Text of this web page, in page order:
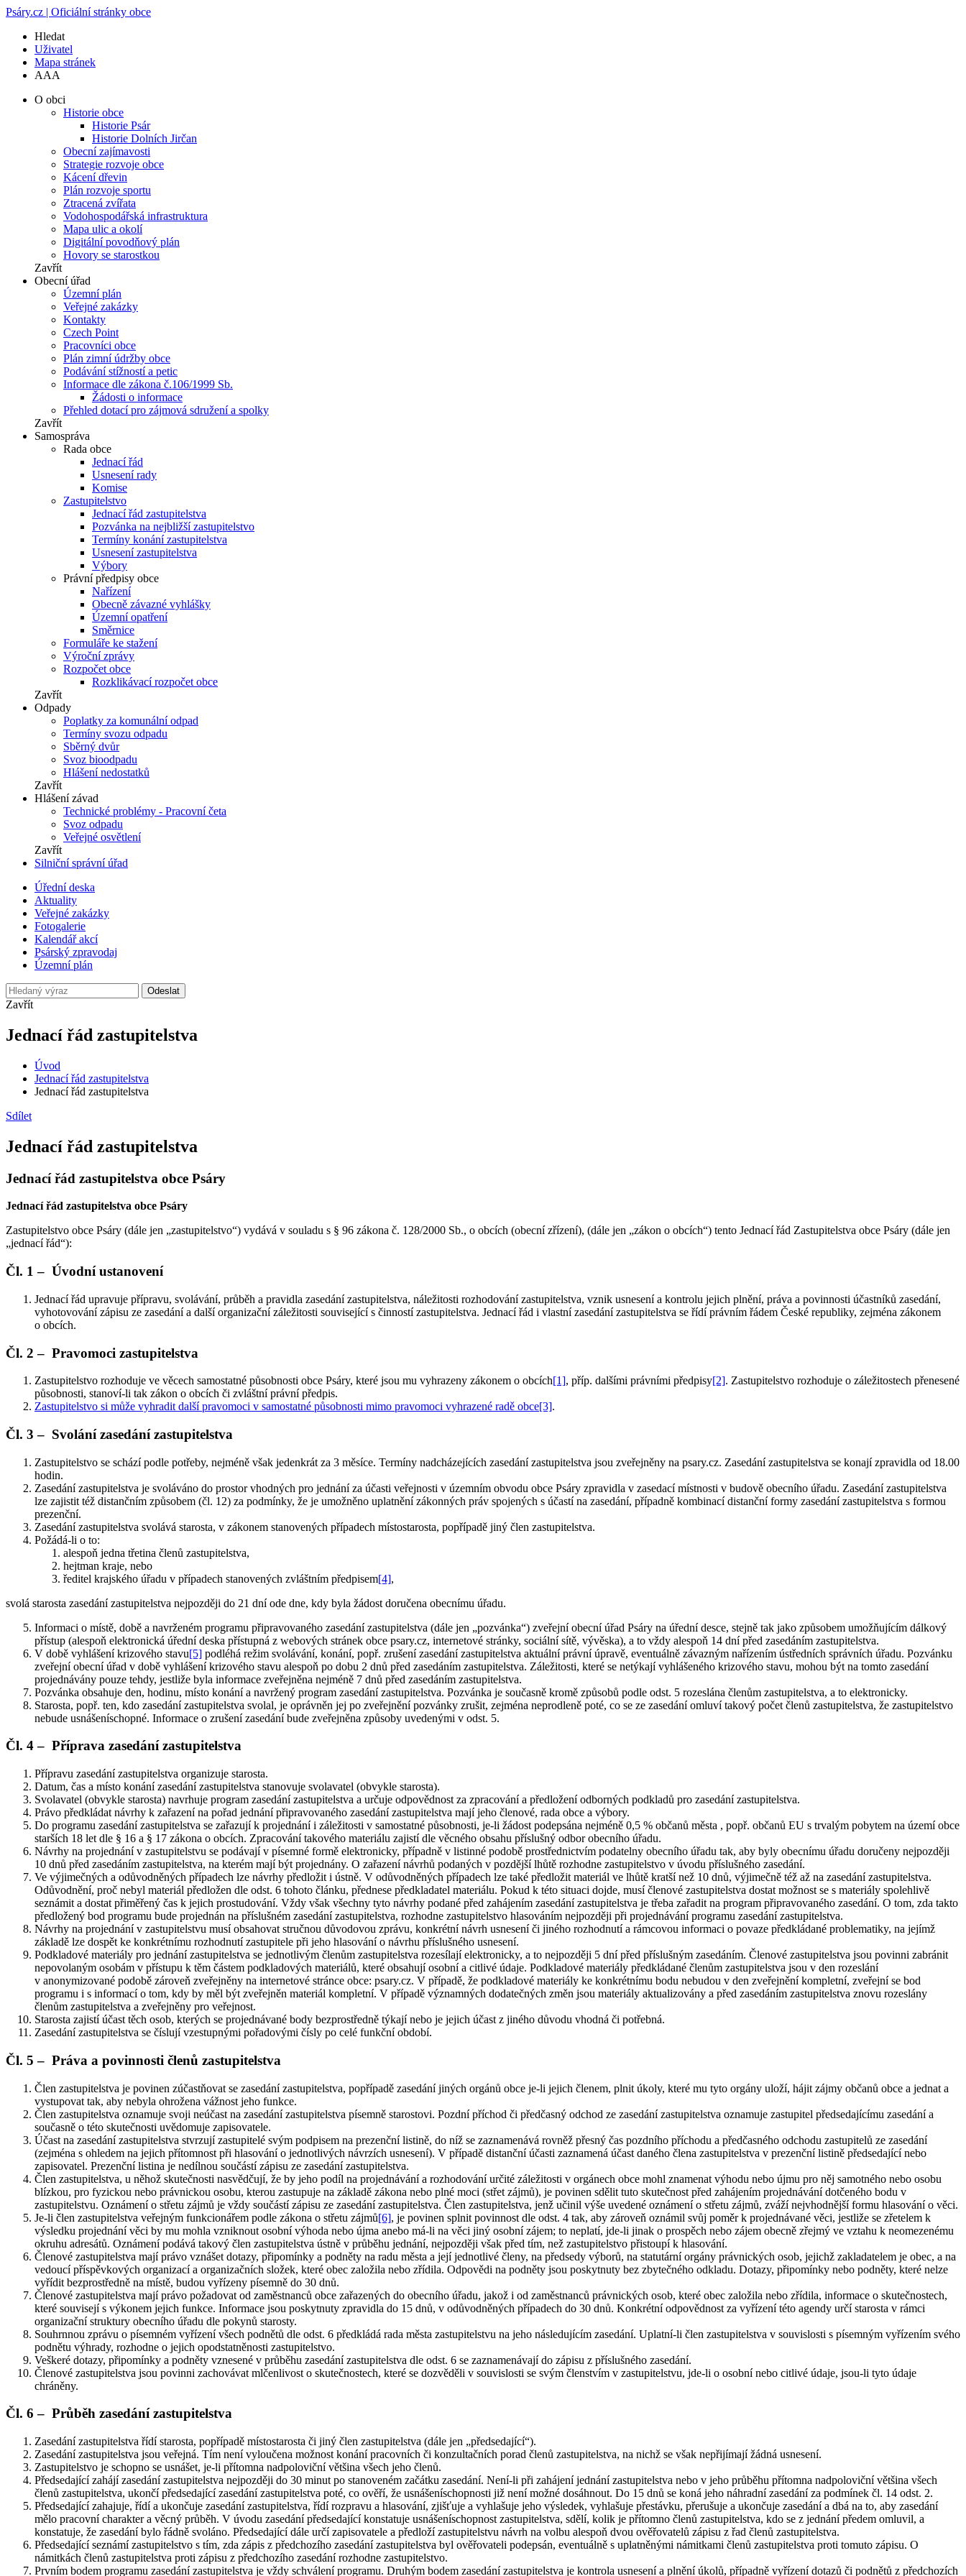
Psáry.cz | Oficiální stránky obce
Hledat
Uživatel
Mapa stránek
AAA
O obci
Historie obce
Historie Psár
Historie Dolních Jirčan
Obecní zajímavosti
Strategie rozvoje obce
Kácení dřevin
Plán rozvoje sportu
Ztracená zvířata
Vodohospodářská infrastruktura
Mapa ulic a okolí
Digitální povodňový plán
Hovory se starostkou
Zavřít
Obecní úřad
Územní plán
Veřejné zakázky
Kontakty
Czech Point
Pracovníci obce
Plán zimní údržby obce
Podávání stížností a petic
Informace dle zákona č.106/1999 Sb.
Žádosti o informace
Přehled dotací pro zájmová sdružení a spolky
Zavřít
Samospráva
Rada obce
Jednací řád
Usnesení rady
Komise
Zastupitelstvo
Jednací řád zastupitelstva
Pozvánka na nejbližší zastupitelstvo
Termíny konání zastupitelstva
Usnesení zastupitelstva
Výbory
Právní předpisy obce
Nařízení
Obecně závazné vyhlášky
Územní opatření
Směrnice
Formuláře ke stažení
Výroční zprávy
Rozpočet obce
Rozklikávací rozpočet obce
Zavřít
Odpady
Poplatky za komunální odpad
Termíny svozu odpadu
Sběrný dvůr
Svoz bioodpadu
Hlášení nedostatků
Zavřít
Hlášení závad
Technické problémy - Pracovní četa
Svoz odpadu
Veřejné osvětlení
Zavřít
Silniční správní úřad
Úřední deska
Aktuality
Veřejné zakázky
Fotogalerie
Kalendář akcí
Psárský zpravodaj
Územní plán
Odeslat
Zavřít
Jednací řád zastupitelstva
Úvod
Jednací řád zastupitelstva
Jednací řád zastupitelstva
Sdílet
Jednací řád zastupitelstva
Jednací řád zastupitelstva obce Psáry
Jednací řád zastupitelstva obce Psáry
Zastupitelstvo obce Psáry (dále jen „zastupitelstvo“) vydává v souladu s § 96 zákona č. 128/2000 Sb., o obcích (obecní zřízení), (dále jen „zákon o obcích“) tento Jednací řád Zastupitelstva obce Psáry (dále jen
„jednací řád“):
Čl. 1 – Úvodní ustanovení
Jednací řád upravuje přípravu, svolávání, průběh a pravidla zasedání zastupitelstva, náležitosti rozhodování zastupitelstva, vznik usnesení a kontrolu jejich plnění, práva a povinnosti účastníků zasedání,
vyhotovování zápisu ze zasedání a další organizační záležitosti související s činností zastupitelstva. Jednací řád i vlastní zasedání zastupitelstva se řídí právním řádem České republiky, zejména zákonem
o obcích.
Čl. 2 – Pravomoci zastupitelstva
Zastupitelstvo rozhoduje ve věcech samostatné působnosti obce Psáry, které jsou mu vyhrazeny zákonem o obcích[1], příp. dalšími právními předpisy[2]. Zastupitelstvo rozhoduje o záležitostech přenesené
působnosti, stanoví-li tak zákon o obcích či zvláštní právní předpis.
Zastupitelstvo si může vyhradit další pravomoci v samostatné působnosti mimo pravomoci vyhrazené radě obce[3].
Čl. 3 – Svolání zasedání zastupitelstva
Zastupitelstvo se schází podle potřeby, nejméně však jedenkrát za 3 měsíce. Termíny nadcházejících zasedání zastupitelstva jsou zveřejněny na psary.cz. Zasedání zastupitelstva se konají zpravidla od 18.00
hodin.
Zasedání zastupitelstva je svoláváno do prostor vhodných pro jednání za účasti veřejnosti v územním obvodu obce Psáry zpravidla v zasedací místnosti v budově obecního úřadu. Zasedání zastupitelstva
lze zajistit též distančním způsobem (čl. 12) za podmínky, že je umožněno uplatnění zákonných práv spojených s účastí na zasedání, případně kombinací distanční formy zasedání zastupitelstva s formou
prezenční.
Zasedání zastupitelstva svolává starosta, v zákonem stanovených případech místostarosta, popřípadě jiný člen zastupitelstva.
Požádá-li o to:
alespoň jedna třetina členů zastupitelstva,
hejtman kraje, nebo
ředitel krajského úřadu v případech stanovených zvláštním předpisem[4],
svolá starosta zasedání zastupitelstva nejpozději do 21 dní ode dne, kdy byla žádost doručena obecnímu úřadu.
Informaci o místě, době a navrženém programu připravovaného zasedání zastupitelstva (dále jen „pozvánka“) zveřejní obecní úřad Psáry na úřední desce, stejně tak jako způsobem umožňujícím dálkový
přístup (alespoň elektronická úřední deska přístupná z webových stránek obce psary.cz, internetové stránky, sociální sítě, vývěska), a to vždy alespoň 14 dní před zasedáním zastupitelstva.
V době vyhlášení krizového stavu[5] podléhá režim svolávání, konání, popř. zrušení zasedání zastupitelstva aktuální právní úpravě, eventuálně závazným nařízením ústředních správních úřadu. Pozvánku
zveřejní obecní úřad v době vyhlášení krizového stavu alespoň po dobu 2 dnů před zasedáním zastupitelstva. Záležitosti, které se netýkají vyhlášeného krizového stavu, mohou být na tomto zasedání
projednávány pouze tehdy, jestliže byla informace zveřejněna nejméně 7 dnů před zasedáním zastupitelstva.
Pozvánka obsahuje den, hodinu, místo konání a navržený program zasedání zastupitelstva. Pozvánka je současně kromě způsobů podle odst. 5 rozeslána členům zastupitelstva, a to elektronicky.
Starosta, popř. ten, kdo zasedání zastupitelstva svolal, je oprávněn jej po zveřejnění pozvánky zrušit, zejména neprodleně poté, co se ze zasedání omluví takový počet členů zastupitelstva, že zastupitelstvo
nebude usnášeníschopné. Informace o zrušení zasedání bude zveřejněna způsoby uvedenými v odst. 5.
Čl. 4 – Příprava zasedání zastupitelstva
Přípravu zasedání zastupitelstva organizuje starosta.
Datum, čas a místo konání zasedání zastupitelstva stanovuje svolavatel (obvykle starosta).
Svolavatel (obvykle starosta) navrhuje program zasedání zastupitelstva a určuje odpovědnost za zpracování a předložení odborných podkladů pro zasedání zastupitelstva.
Právo předkládat návrhy k zařazení na pořad jednání připravovaného zasedání zastupitelstva mají jeho členové, rada obce a výbory.
Do programu zasedání zastupitelstva se zařazují k projednání i záležitosti v samostatné působnosti, je-li žádost podepsána nejméně 0,5 % občanů města , popř. občanů EU s trvalým pobytem na území obce
starších 18 let dle § 16 a § 17 zákona o obcích. Zpracování takového materiálu zajistí dle věcného obsahu příslušný odbor obecního úřadu.
Návrhy na projednání v zastupitelstvu se podávají v písemné formě elektronicky, případně v listinné podobě prostřednictvím podatelny obecního úřadu tak, aby byly obecnímu úřadu doručeny nejpozději
10 dnů před zasedáním zastupitelstva, na kterém mají být projednány. O zařazení návrhů podaných v pozdější lhůtě rozhodne zastupitelstvo v úvodu příslušného zasedání.
Ve výjimečných a odůvodněných případech lze návrhy předložit i ústně. V odůvodněných případech lze také předložit materiál ve lhůtě kratší než 10 dnů, výjimečně též až na zasedání zastupitelstva.
Odůvodnění, proč nebyl materiál předložen dle odst. 6 tohoto článku, přednese předkladatel materiálu. Pokud k této situaci dojde, musí členové zastupitelstva dostat možnost se s materiály spolehlivě
seznámit a dostat přiměřený čas k jejich prostudování. Vždy však všechny tyto návrhy podané před zahájením zasedání zastupitelstva je třeba zařadit na program připravovaného zasedání. O tom, zda takto
předložený bod programu bude projednán na příslušném zasedání zastupitelstva, rozhodne zastupitelstvo hlasováním nejpozději při projednávání programu zasedání zastupitelstva.
Návrhy na projednání v zastupitelstvu musí obsahovat stručnou důvodovou zprávu, konkrétní návrh usnesení či jiného rozhodnutí a rámcovou informaci o povaze předkládané problematiky, na jejímž
základě lze dospět ke konkrétnímu rozhodnutí zastupitele při jeho hlasování o návrhu příslušného usnesení.
Podkladové materiály pro jednání zastupitelstva se jednotlivým členům zastupitelstva rozesílají elektronicky, a to nejpozději 5 dní před příslušným zasedáním. Členové zastupitelstva jsou povinni zabránit
nepovolaným osobám v přístupu k těm částem podkladových materiálů, které obsahují osobní a citlivé údaje. Podkladové materiály předkládané členům zastupitelstva jsou v den rozeslání
v anonymizované podobě zároveň zveřejněny na internetové stránce obce: psary.cz. V případě, že podkladové materiály ke konkrétnímu bodu nebudou v den zveřejnění kompletní, zveřejní se bod
programu i s informací o tom, kdy by měl být zveřejněn materiál kompletní. V případě významných dodatečných změn jsou materiály aktualizovány a před zasedáním zastupitelstva znovu rozeslány
členům zastupitelstva a zveřejněny pro veřejnost.
Starosta zajistí účast těch osob, kterých se projednávané body bezprostředně týkají nebo je jejich účast z jiného důvodu vhodná či potřebná.
Zasedání zastupitelstva se číslují vzestupnými pořadovými čísly po celé funkční období.
Čl. 5 – Práva a povinnosti členů zastupitelstva
Člen zastupitelstva je povinen zúčastňovat se zasedání zastupitelstva, popřípadě zasedání jiných orgánů obce je-li jejich členem, plnit úkoly, které mu tyto orgány uloží, hájit zájmy občanů obce a jednat a
vystupovat tak, aby nebyla ohrožena vážnost jeho funkce.
Člen zastupitelstva oznamuje svoji neúčast na zasedání zastupitelstva písemně starostovi. Pozdní příchod či předčasný odchod ze zasedání zastupitelstva oznamuje zastupitel předsedajícímu zasedání a
současně o této skutečnosti uvědomuje zapisovatele.
Účast na zasedání zastupitelstva stvrzují zastupitelé svým podpisem na prezenční listině, do níž se zaznamenává rovněž přesný čas pozdního příchodu a předčasného odchodu zastupitelů ze zasedání
(zejména s ohledem na jejich přítomnost při hlasování o jednotlivých návrzích usnesení). V případě distanční účasti zaznamená účast daného člena zastupitelstva v prezenční listině předsedající nebo
zapisovatel. Prezenční listina je nedílnou součástí zápisu ze zasedání zastupitelstva.
Člen zastupitelstva, u něhož skutečnosti nasvědčují, že by jeho podíl na projednávání a rozhodování určité záležitosti v orgánech obce mohl znamenat výhodu nebo újmu pro něj samotného nebo osobu
blízkou, pro fyzickou nebo právnickou osobu, kterou zastupuje na základě zákona nebo plné moci (střet zájmů), je povinen sdělit tuto skutečnost před zahájením projednávání dotčeného bodu v
zastupitelstvu. Oznámení o střetu zájmů je vždy součástí zápisu ze zasedání zastupitelstva. Člen zastupitelstva, jenž učinil výše uvedené oznámení o střetu zájmů, zváží nejvhodnější formu hlasování o věci.
Je-li člen zastupitelstva veřejným funkcionářem podle zákona o střetu zájmů[6], je povinen splnit povinnost dle odst. 4 tak, aby zároveň oznámil svůj poměr k projednávané věci, jestliže se zřetelem k
výsledku projednání věci by mu mohla vzniknout osobní výhoda nebo újma anebo má-li na věci jiný osobní zájem; to neplatí, jde-li jinak o prospěch nebo zájem obecně zřejmý ve vztahu k neomezenému
okruhu adresátů. Oznámení podává takový člen zastupitelstva ústně v průběhu jednání, nejpozději však před tím, než zastupitelstvo přistoupí k hlasování.
Členové zastupitelstva mají právo vznášet dotazy, připomínky a podněty na radu města a její jednotlivé členy, na předsedy výborů, na statutární orgány právnických osob, jejichž zakladatelem je obec, a na
vedoucí příspěvkových organizací a organizačních složek, které obec založila nebo zřídila. Odpovědi na podněty jsou poskytnuty bez zbytečného odkladu. Dotazy, připomínky nebo podněty, které nelze
vyřídit bezprostředně na místě, budou vyřízeny písemně do 30 dnů.
Členové zastupitelstva mají právo požadovat od zaměstnanců obce zařazených do obecního úřadu, jakož i od zaměstnanců právnických osob, které obec založila nebo zřídila, informace o skutečnostech,
které souvisejí s výkonem jejich funkce. Informace jsou poskytnuty zpravidla do 15 dnů, v odůvodněných případech do 30 dnů. Konkrétní odpovědnost za vyřízení této agendy určí starosta v rámci
organizační struktury obecního úřadu dle pokynů starosty.
Souhrnnou zprávu o písemném vyřízení všech podnětů dle odst. 6 předkládá rada města zastupitelstvu na jeho následujícím zasedání. Uplatní-li člen zastupitelstva v souvislosti s písemným vyřízením svého
podnětu výhrady, rozhodne o jejich opodstatněnosti zastupitelstvo.
Veškeré dotazy, připomínky a podněty vznesené v průběhu zasedání zastupitelstva dle odst. 6 se zaznamenávají do zápisu z příslušného zasedání.
Členové zastupitelstva jsou povinni zachovávat mlčenlivost o skutečnostech, které se dozvěděli v souvislosti se svým členstvím v zastupitelstvu, jde-li o osobní nebo citlivé údaje, jsou-li tyto údaje
chráněny.
Čl. 6 – Průběh zasedání zastupitelstva
Zasedání zastupitelstva řídí starosta, popřípadě místostarosta či jiný člen zastupitelstva (dále jen „předsedající“).
Zasedání zastupitelstva jsou veřejná. Tím není vyloučena možnost konání pracovních či konzultačních porad členů zastupitelstva, na nichž se však nepřijímají žádná usnesení.
Zastupitelstvo je schopno se usnášet, je-li přítomna nadpoloviční většina všech jeho členů.
Předsedající zahájí zasedání zastupitelstva nejpozději do 30 minut po stanoveném začátku zasedání. Není-li při zahájení jednání zastupitelstva nebo v jeho průběhu přítomna nadpoloviční většina všech
členů zastupitelstva, ukončí předsedající zasedání zastupitelstva poté, co ověří, že usnášeníschopnosti již není možné dosáhnout. Do 15 dnů se koná jeho náhradní zasedání za podmínek čl. 14 odst. 2.
Předsedající zahajuje, řídí a ukončuje zasedání zastupitelstva, řídí rozpravu a hlasování, zjišťuje a vyhlašuje jeho výsledek, vyhlašuje přestávku, přerušuje a ukončuje zasedání a dbá na to, aby zasedání
mělo pracovní charakter a věcný průběh. V úvodu zasedání předsedající konstatuje usnášeníschopnost zastupitelstva, sdělí, kolik je přítomno členů zastupitelstva, kdo se z jednání předem omluvil, a
konstatuje, že zasedání bylo řádně svoláno. Předsedající dále určí zapisovatele a předloží zastupitelstvu návrh na volbu alespoň dvou ověřovatelů zápisu z řad členů zastupitelstva.
Předsedající seznámí zastupitelstvo s tím, zda zápis z předchozího zasedání zastupitelstva byl ověřovateli podepsán, eventuálně s uplatněnými námitkami členů zastupitelstva proti tomuto zápisu. O
námitkách členů zastupitelstva proti zápisu z předchozího zasedání rozhodne zastupitelstvo.
Prvním bodem programu zasedání zastupitelstva je vždy schválení programu. Druhým bodem zasedání zastupitelstva je kontrola usnesení a plnění úkolů, případně vyřízení dotazů či podnětů z předchozích